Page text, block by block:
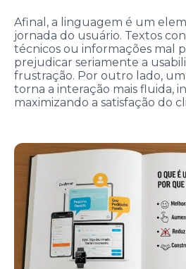
Afinal, a linguagem é um
jornada do usuário. Textos
técnicos ou informações mal
prejudicar seriamente a
frustração. Por outro lado,
torna a interação mais fluida,
maximizando a satisfação do